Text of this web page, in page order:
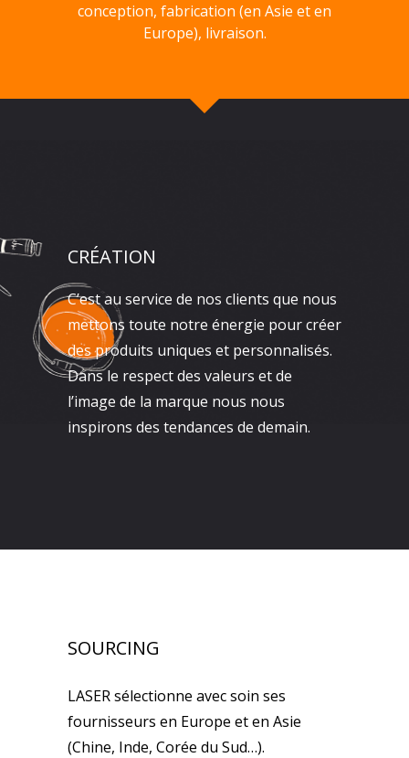
conception, fabrication (en Asie et en
Europe), livraison.
CRÉATION
C’est au service de nos clients que nous
mettons toute notre énergie pour créer
des produits uniques et personnalisés.
Dans le respect des valeurs et de
l’image de la marque nous nous
inspirons des tendances de demain.
SOURCING
LASER sélectionne avec soin ses
fournisseurs en Europe et en Asie
(Chine, Inde, Corée du Sud…).